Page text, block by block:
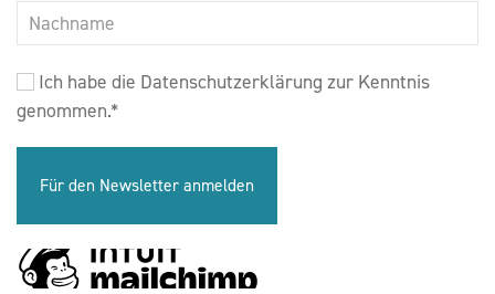
Ich habe die Datenschutzerklärung zur Kenntnis
genommen.*